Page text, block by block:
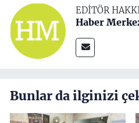
EDITÖR
Haber
Bunlar da ilginizi